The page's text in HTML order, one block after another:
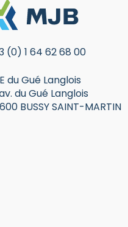
(0) 1 64 62 68 00
du Gué Langlois
du Gué Langlois
BUSSY SAINT-MARTIN